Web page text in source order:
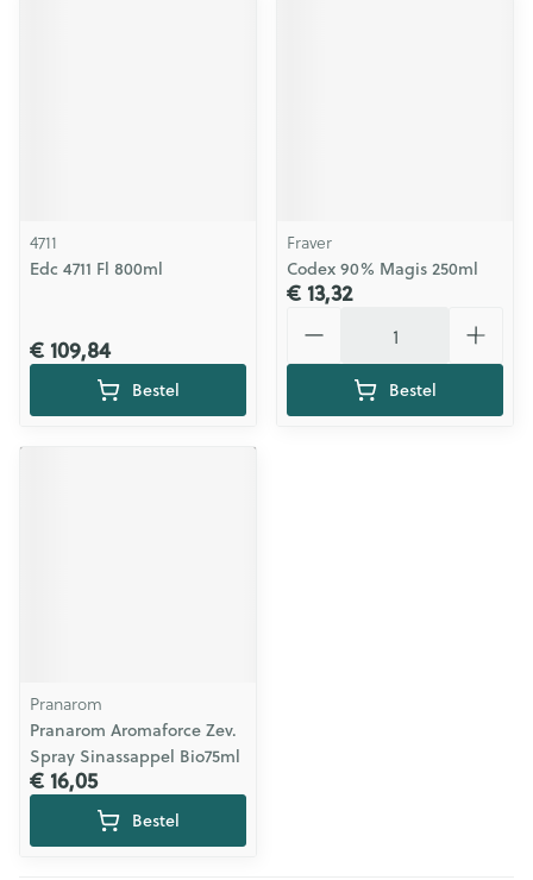
4711
Edc 4711 Fl 800ml
€ 109,84
Bestel
Fraver
Codex 90% Magis 250ml
€ 13,32
Bestel
Pranarom
Pranarom Aromaforce Zev.
Spray Sinassappel Bio75ml
€ 16,05
Bestel